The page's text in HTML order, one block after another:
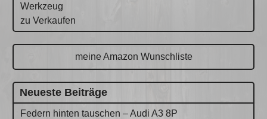
Werkzeug
zu Verkaufen
meine Amazon Wunschliste
Neueste Beiträge
Federn hinten tauschen – Audi A3 8P